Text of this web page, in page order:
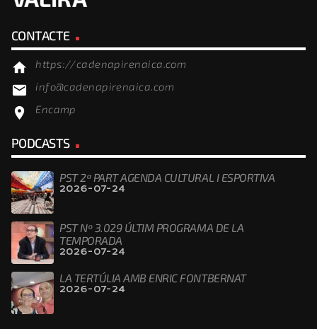
CONTACTE
home https://cadenapirenaica.com
email info@cadenapirenaica.com
location_on Encamp
PODCASTS
PST 2ª PART AGENDA CULTURAL I ESPORTIVA
2026-07-24
PST Nº 3.029 ÚLTIM PROGRAMA DE LA
TEMPORADA
2026-07-24
LA TERTÚLIA AMB ENRIC FONTBERNAT
2026-07-24